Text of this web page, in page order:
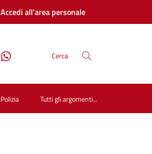
Accedi all'area personale
Cerca
Polizia Tutti gli argomenti...